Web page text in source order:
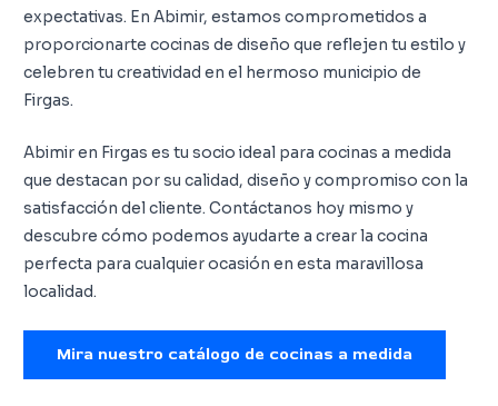
expectativas. En Abimir, estamos comprometidos a
proporcionarte cocinas de diseño que reflejen tu estilo y
celebren tu creatividad en el hermoso municipio de
Firgas.
Abimir en Firgas es tu socio ideal para cocinas a medida
que destacan por su calidad, diseño y compromiso con la
satisfacción del cliente. Contáctanos hoy mismo y
descubre cómo podemos ayudarte a crear la cocina
perfecta para cualquier ocasión en esta maravillosa
localidad.
Mira nuestro catálogo de cocinas a medida